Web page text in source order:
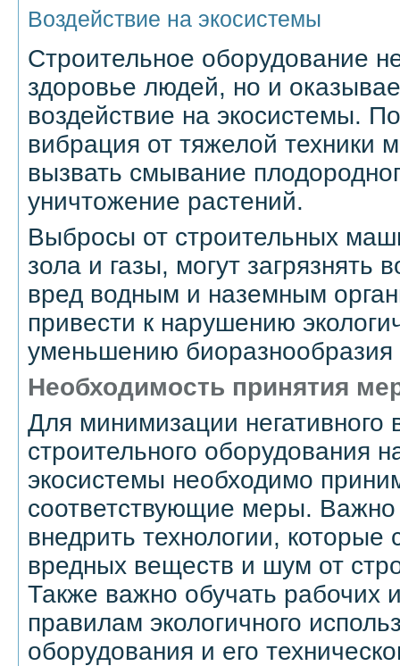
Воздействие на экосистемы
Строительное оборудование
здоровье людей, но и
воздействие на экосистемы.
вибрация от тяжелой техники
вызвать смывание
уничтожение растений.
Выбросы от строительных
зола и газы, могут загрязнять
вред водным и наземным
привести к нарушению
уменьшению биоразнообразия
Необходимость принятия
Для минимизации негативного
строительного оборудования
экосистемы необходимо
соответствующие меры. Важно
внедрить технологии,
вредных веществ и шум от
Также важно обучать рабочих
правилам экологичного
оборудования и его